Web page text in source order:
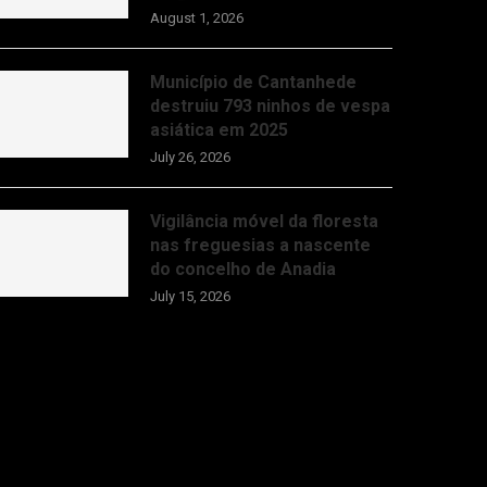
August 1, 2026
Município de Cantanhede
destruiu 793 ninhos de vespa
asiática em 2025
July 26, 2026
Vigilância móvel da floresta
nas freguesias a nascente
do concelho de Anadia
July 15, 2026